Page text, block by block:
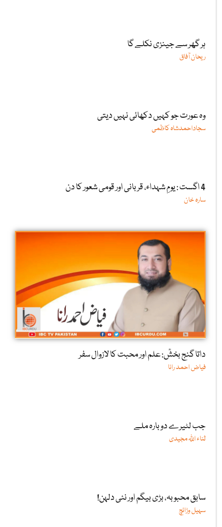
ہر گھر سے جینزی نکلے گا
ریحان آفاق
وہ عورت جو کہیں دکھائی نہیں دیتی
سجاداحمدشاہ کاظمی
4 اگست : یومِ شہداء، قربانی اور قومی شعور کا دن
سارہ خان
داتا گنج بخشؒ: علم اور محبت کا لازوال سفر
فیاض احمد رانا
جب لٹیرے دوبارہ ملے
ثناء اللّٰہ مجیدی
سابق محبوبہ، بڑی بیگم اور نئی دلہن!
سہیل وڑائچ